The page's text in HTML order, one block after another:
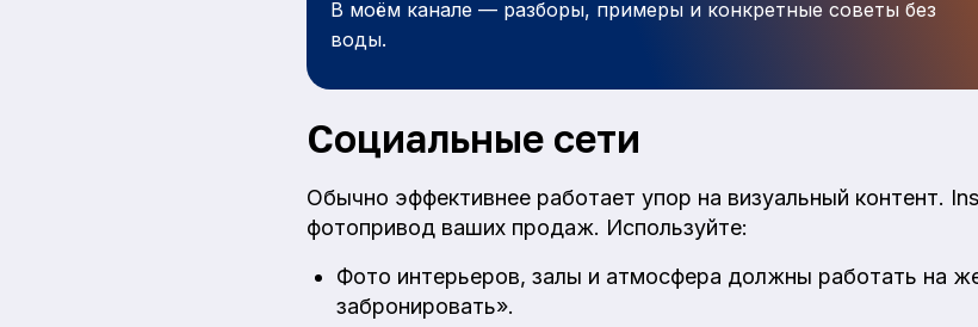
В моём канале — разборы, примеры и конкретные советы без
воды.
Социальные сети
Обычно эффективнее работает упор на визуальный контент.
фотопривод ваших продаж. Используйте:
Фото интерьеров, залы и атмосфера должны работать на
забронировать».